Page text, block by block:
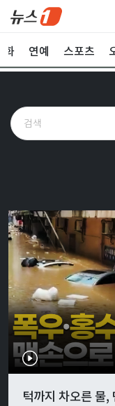
화 연예 스포츠
턱까지 차오른 물